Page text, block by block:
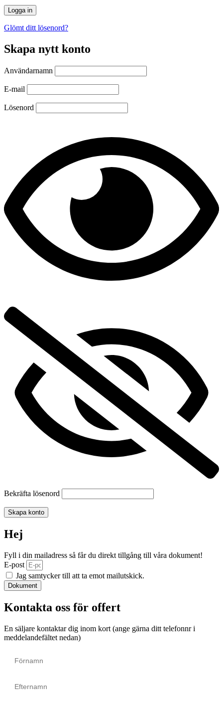
Glömt ditt lösenord?
Skapa nytt konto
Användarnamn
E-mail
Lösenord
Bekräfta lösenord
Skapa konto
Hej
Fyll i din mailadress så får du direkt tillgång till våra dokument!
E-post
Jag samtycker till att ta emot mailutskick.
Dokument
Kontakta oss för offert
En säljare kontaktar dig inom kort (ange gärna ditt telefonnr i
meddelandefältet nedan)